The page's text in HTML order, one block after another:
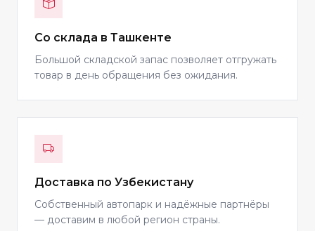
Со склада в Ташкенте
Большой складской запас позволяет отгружать
товар в день обращения без ожидания.
Доставка по Узбекистану
Собственный автопарк и надёжные партнёры
— доставим в любой регион страны.